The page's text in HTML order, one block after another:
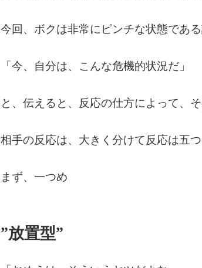
今回、ボクは非常にピンチな状態であ
「今、自分は、こんな危機的状況だ」
と、伝えると、反応の仕方によって、
相手の反応は、大きく分けて反応は五
まず、一つめ
”放置型”